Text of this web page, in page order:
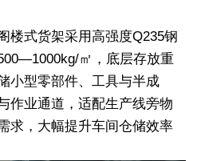
楼式货架采用高强度Q235钢
㎡，底层存放重
小型零部件、工具与半成
作业通道，适配生产线旁物
求，大幅提升车间仓储效率